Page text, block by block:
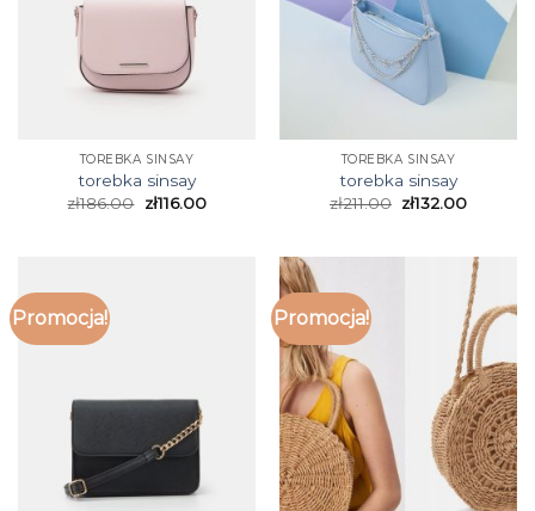
TOREBKA SINSAY
torebka sinsay
zł186.00 zł116.00
TOREBKA SINSAY
torebka sinsay
zł211.00 zł132.00
Promocja! Promocja!